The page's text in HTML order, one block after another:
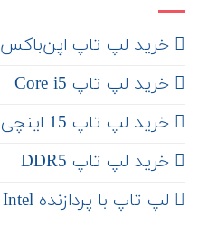
‌ خرید لپ تاپ اپن‌باکس
خرید لپ تاپ Core i5
‌‌ خرید لپ تاپ 15 اینچی
خرید لپ تاپ DDR5
لپ تاپ با پردازنده Intel